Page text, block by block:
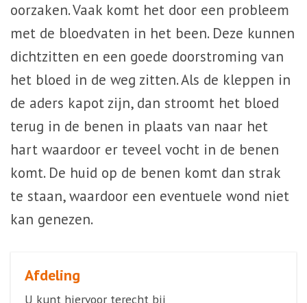
oorzaken. Vaak komt het door een probleem
met de bloedvaten in het been. Deze kunnen
dichtzitten en een goede doorstroming van
het bloed in de weg zitten. Als de kleppen in
de aders kapot zijn, dan stroomt het bloed
terug in de benen in plaats van naar het
hart waardoor er teveel vocht in de benen
komt. De huid op de benen komt dan strak
te staan, waardoor een eventuele wond niet
kan genezen.
Afdeling
U kunt hiervoor terecht bij